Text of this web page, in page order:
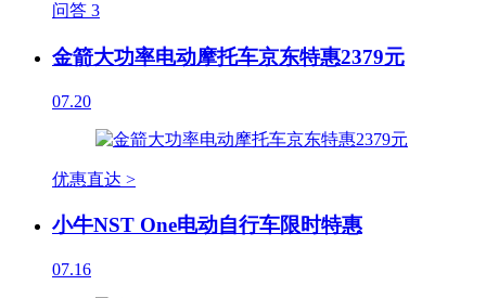
问答 3
金箭大功率电动摩托车京东特惠2379元
07.20
优惠直达 >
小牛NST One电动自行车限时特惠
07.16